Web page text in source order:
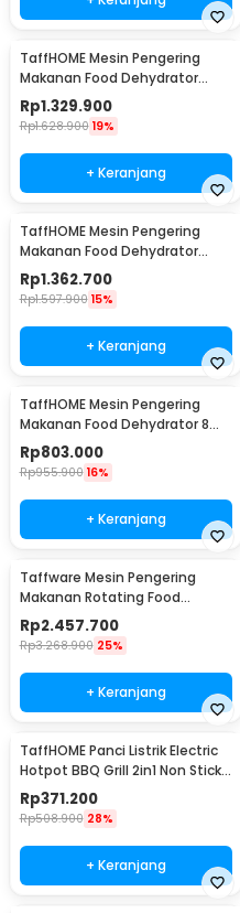
TaffHOME Mesin Pengering
Makanan Food Dehydrator
Touch Panel 18 Layer - LT60
Rp1.329.900
Rp1.628.900 19%
+ Keranjang
TaffHOME Mesin Pengering
Makanan Food Dehydrator
Touch Panel 18 Layer - LT65
Rp1.362.700
Rp1.597.900 15%
+ Keranjang
TaffHOME Mesin Pengering
Makanan Food Dehydrator 8
Layer 220V 400W - LT70
Rp803.000
Rp955.900 16%
+ Keranjang
Taffware Mesin Pengering
Makanan Rotating Food
Dehydrator 1Layer 1600W - LT80
Rp2.457.700
Rp3.268.900 25%
+ Keranjang
TaffHOME Panci Listrik Electric
Hotpot BBQ Grill 2in1 Non Stick
1300W - DYG-03
Rp371.200
Rp508.900 28%
+ Keranjang